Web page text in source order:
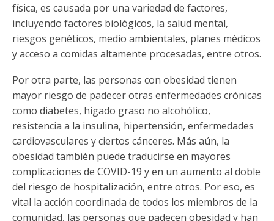
física, es causada por una variedad de factores,
incluyendo factores biológicos, la salud mental,
riesgos genéticos, medio ambientales, planes médicos
y acceso a comidas altamente procesadas, entre otros.
Por otra parte, las personas con obesidad tienen
mayor riesgo de padecer otras enfermedades crónicas
como diabetes, hígado graso no alcohólico,
resistencia a la insulina, hipertensión, enfermedades
cardiovasculares y ciertos cánceres. Más aún, la
obesidad también puede traducirse en mayores
complicaciones de COVID-19 y en un aumento al doble
del riesgo de hospitalización, entre otros. Por eso, es
vital la acción coordinada de todos los miembros de la
comunidad, las personas que padecen obesidad y han